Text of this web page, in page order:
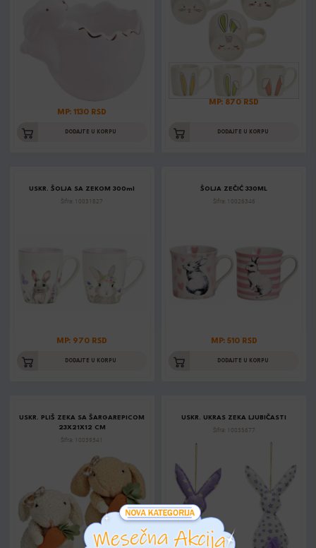
MP: 1130 RSD
DODAJTE U KORPU
MP: 870 RSD
DODAJTE U KORPU
USKR. ŠOLJA SA ZEKOM 300ml
Šifra: 10031827
MP: 970 RSD
DODAJTE U KORPU
ŠOLJA ZEČIĆ 330ML
Šifra: 10026346
MP: 510 RSD
DODAJTE U KORPU
USKR. PLIŠ ZEKA SA ŠARGAREPICOM
23X21X12 CM
Šifra: 10039341
USKR. UKRAS ZEKA LJUBIČASTI
Šifra: 10035677